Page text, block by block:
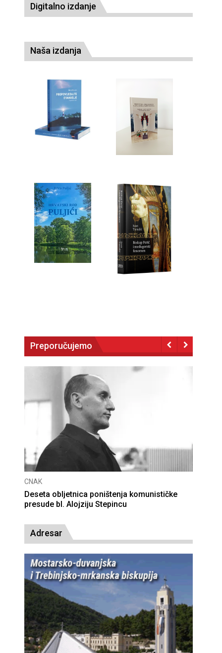
Digitalno izdanje
Naša izdanja
Preporučujemo
CNAK
Deseta obljetnica poništenja komunističke
presude bl. Alojziju Stepincu
Adresar